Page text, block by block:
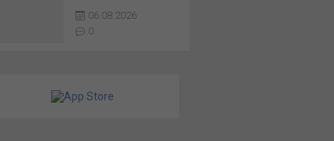
AĞUSTOS 2026 –
YAPIM İŞLERİ
İHALELERİ
06.08.2026
0